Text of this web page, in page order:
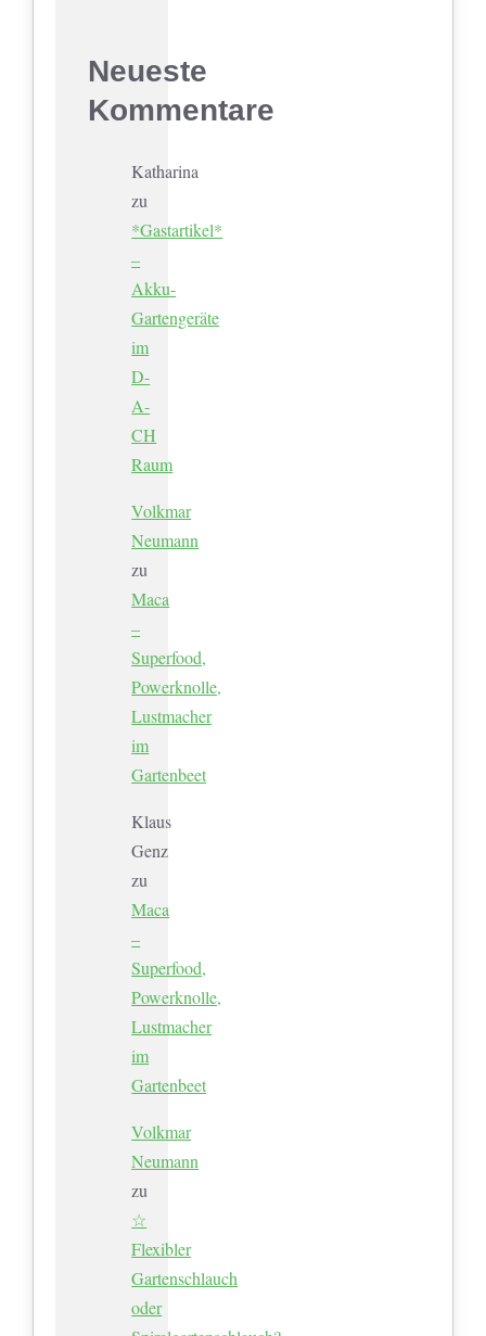
Neueste
Kommentare
Katharina
zu
*Gastartikel*
–
Akku-
Gartengeräte
im
D-
A-
CH
Raum
Volkmar
Neumann
zu
Maca
–
Superfood,
Powerknolle,
Lustmacher
im
Gartenbeet
Klaus
Genz
zu
Maca
–
Superfood,
Powerknolle,
Lustmacher
im
Gartenbeet
Volkmar
Neumann
zu
☆
Flexibler
Gartenschlauch
oder